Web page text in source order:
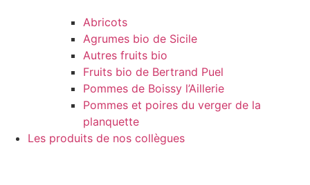
Abricots
Agrumes bio de Sicile
Autres fruits bio
Fruits bio de Bertrand Puel
Pommes de Boissy l’Aillerie
Pommes et poires du verger de la
planquette
Les produits de nos collègues